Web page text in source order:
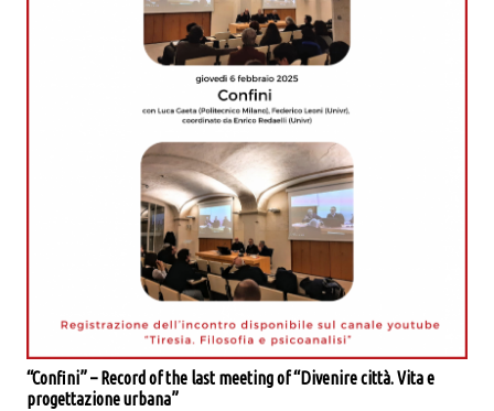
“Confini” – Record of the last meeting of “Divenire città. Vita e
progettazione urbana”